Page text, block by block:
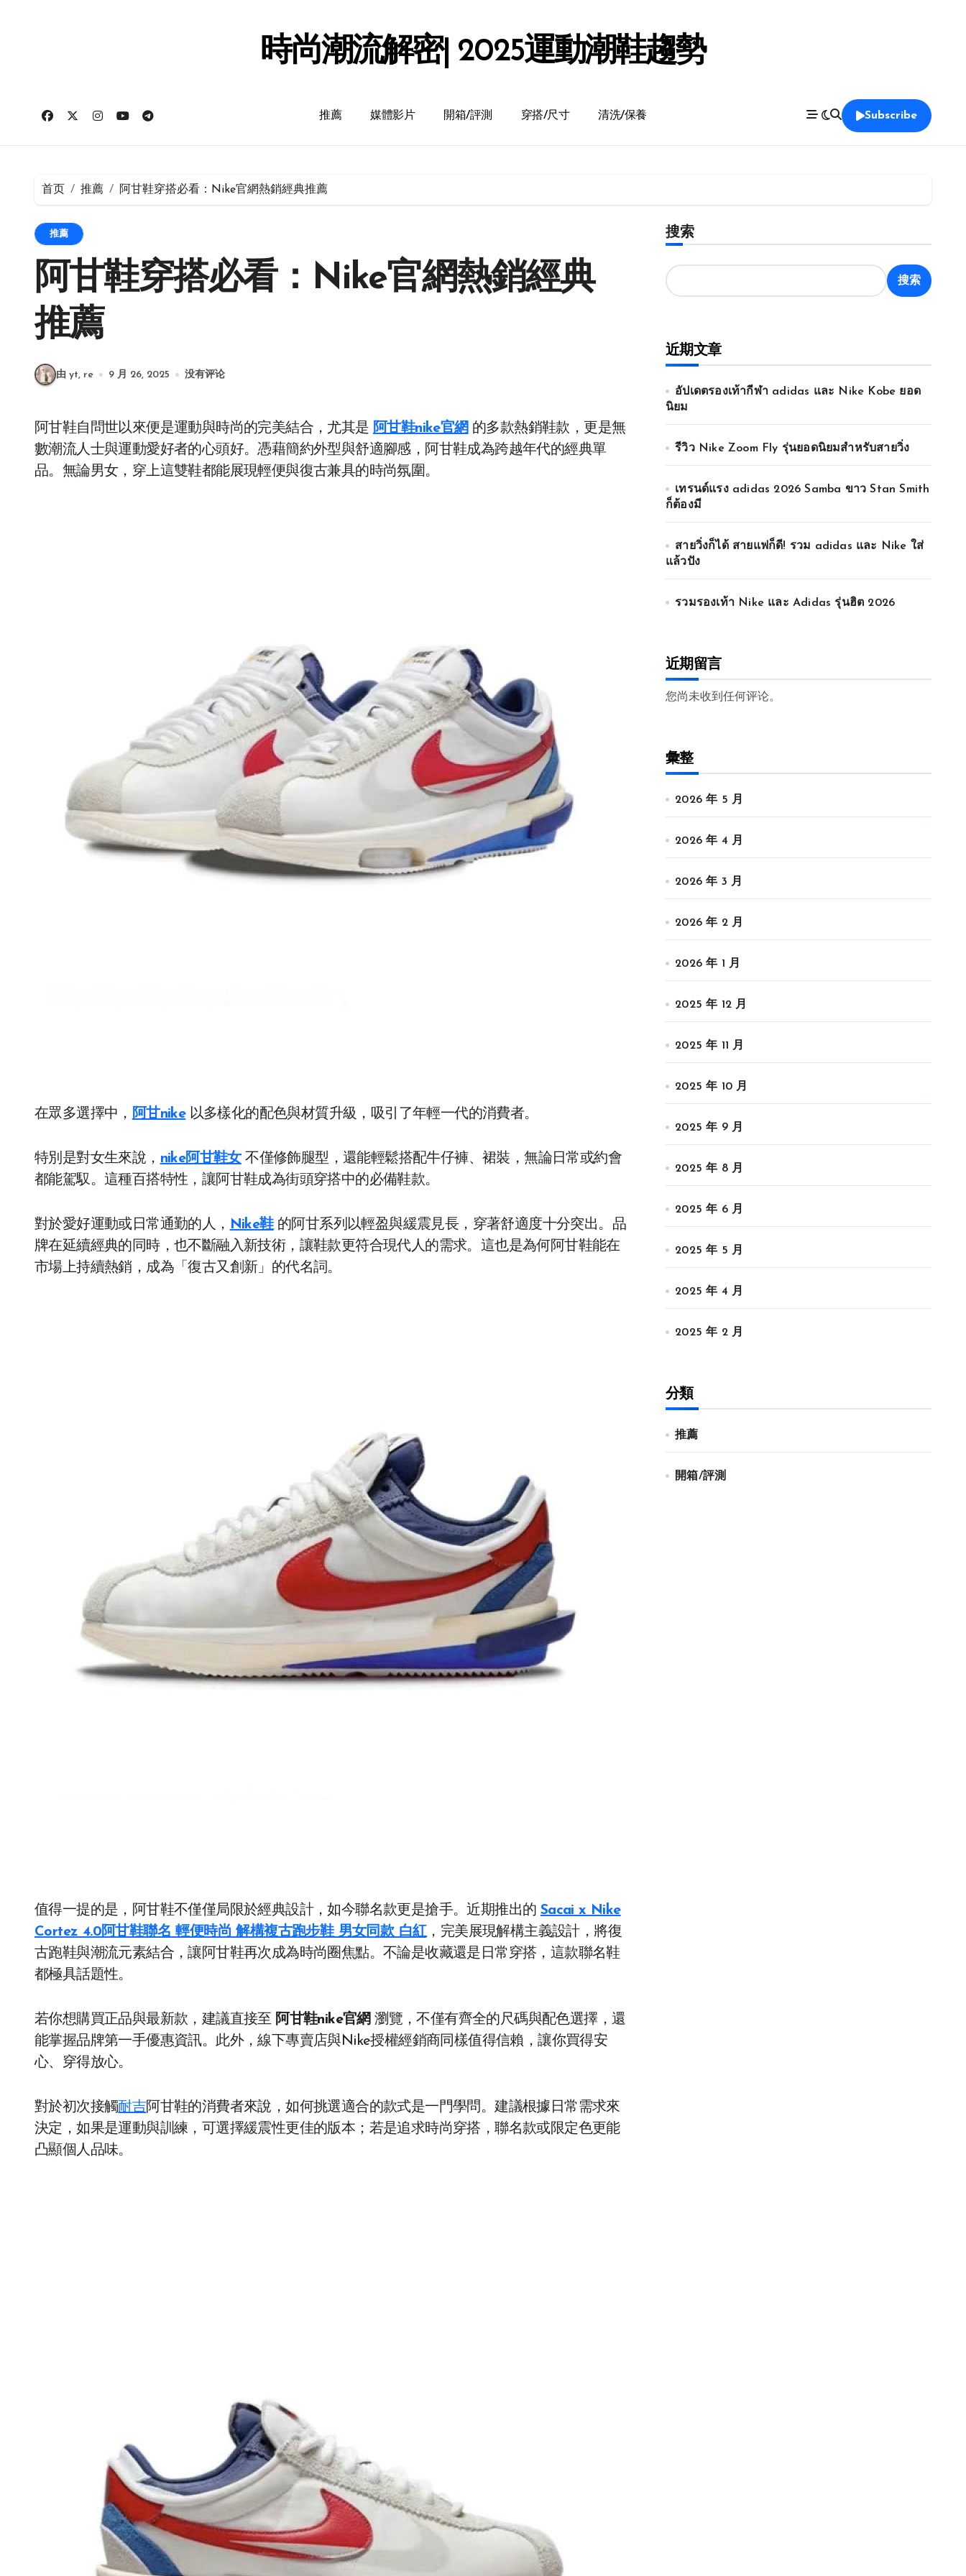
時尚潮流解密| 2025運動潮鞋趨勢
推薦 媒體影片 開箱/評測 穿搭/尺寸 清洗/保養 Subscribe
首页 推薦 阿甘鞋穿搭必看：Nike官網熱銷經典推薦
推薦
阿甘鞋穿搭必看：Nike官網熱銷經典
推薦
由 yt, re 9 月 26, 2025 没有评论
阿甘鞋自問世以來便是運動與時尚的完美結合，尤其是 阿甘鞋nike官網的多款熱銷鞋款，更是無
數潮流人士與運動愛好者的心頭好。憑藉簡約外型與舒適腳感，阿甘鞋成為跨越年代的經典單
品。無論男女，穿上這雙鞋都能展現輕便與復古兼具的時尚氛圍。
在眾多選擇中， 阿甘nike以多樣化的配色與材質升級，吸引了年輕一代的消費者。
特別是對女生來說， nike阿甘鞋女不僅修飾腿型，還能輕鬆搭配牛仔褲、裙裝，無論日常或約會
都能駕馭。這種百搭特性，讓阿甘鞋成為街頭穿搭中的必備鞋款。
對於愛好運動或日常通勤的人， Nike鞋的阿甘系列以輕盈與緩震見長，穿著舒適度十分突出。品
牌在延續經典的同時，也不斷融入新技術，讓鞋款更符合現代人的需求。這也是為何阿甘鞋能在
市場上持續熱銷，成為「復古又創新」的代名詞。
值得一提的是，阿甘鞋不僅僅局限於經典設計，如今聯名款更是搶手。近期推出的 Sacai x Nike
Cortez 4.0阿甘鞋聯名 輕便時尚 解構複古跑步鞋 男女同款 白紅，完美展現解構主義設計，將復
古跑鞋與潮流元素結合，讓阿甘鞋再次成為時尚圈焦點。不論是收藏還是日常穿搭，這款聯名鞋
都極具話題性。
若你想購買正品與最新款，建議直接至 阿甘鞋nike官網瀏覽，不僅有齊全的尺碼與配色選擇，還
能掌握品牌第一手優惠資訊。此外，線下專賣店與Nike授權經銷商同樣值得信賴，讓你買得安
心、穿得放心。
對於初次接觸耐吉阿甘鞋的消費者來說，如何挑選適合的款式是一門學問。建議根據日常需求來
決定，如果是運動與訓練，可選擇緩震性更佳的版本；若是追求時尚穿搭，聯名款或限定色更能
凸顯個人品味。
搜索
搜索
近期文章
อัปเดตรองเท้ากีฬา adidas และ Nike Kobe ยอด
นิยม
รีวิว Nike Zoom Fly รุ่นยอดนิยมสำหรับสายวิ่ง
เทรนด์แรง adidas 2026 Samba ขาว Stan Smith
ก็ต้องมี
สายวิ่งก็ได้ สายแฟก็ดี! รวม adidas และ Nike ใส่
แล้วปัง
รวมรองเท้า Nike และ Adidas รุ่นฮิต 2026
近期留言
您尚未收到任何评论。
彙整
2026 年 5 月
2026 年 4 月
2026 年 3 月
2026 年 2 月
2026 年 1 月
2025 年 12 月
2025 年 11 月
2025 年 10 月
2025 年 9 月
2025 年 8 月
2025 年 6 月
2025 年 5 月
2025 年 4 月
2025 年 2 月
分類
推薦
開箱/評測